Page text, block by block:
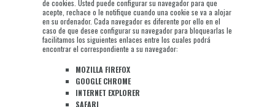
de cookies. Usted puede configurar su navegador para que
acepte, rechace o le notifique cuando una cookie se va a alojar
en su ordenador. Cada navegador es diferente por ello en el
caso de que desee configurar su navegador para bloquearlas le
facilitamos los siguientes enlaces entre los cuales podrá
encontrar el correspondiente a su navegador:
MOZILLA FIREFOX
GOOGLE CHROME
INTERNET EXPLORER
SAFARI